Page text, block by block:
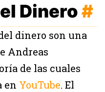
Dinero#
dinero son una
Andreas
de las cuales
en YouTube. El